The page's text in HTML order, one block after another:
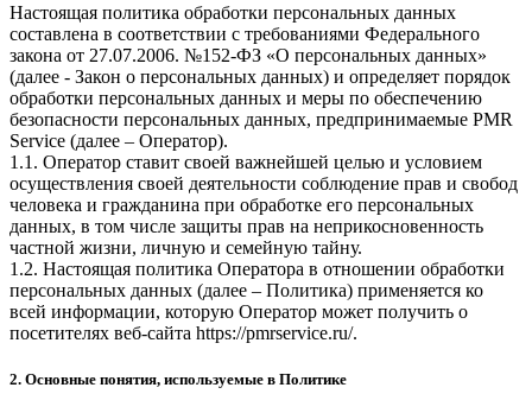
Настоящая политика обработки персональных данных
составлена в соответствии с требованиями Федерального
закона от 27.07.2006. №152-ФЗ «О персональных данных»
(далее - Закон о персональных данных) и определяет порядок
обработки персональных данных и меры по обеспечению
безопасности персональных данных, предпринимаемые PMR
Service (далее – Оператор).
1.1. Оператор ставит своей важнейшей целью и условием
осуществления своей деятельности соблюдение прав и свобод
человека и гражданина при обработке его персональных
данных, в том числе защиты прав на неприкосновенность
частной жизни, личную и семейную тайну.
1.2. Настоящая политика Оператора в отношении обработки
персональных данных (далее – Политика) применяется ко
всей информации, которую Оператор может получить о
посетителях веб-сайта https://pmrservice.ru/.
2. Основные понятия, используемые в Политике